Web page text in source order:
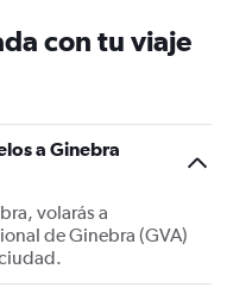
con tu viaje
a Ginebra
volarás a
de Ginebra (GVA)